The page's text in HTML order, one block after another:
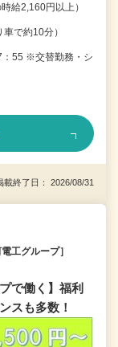
給2,160円以上）
で約10分）
：55 ※交替勤務・シ
終了日： 2026/08/31
工グループ］
で働く】福利
スも多数！